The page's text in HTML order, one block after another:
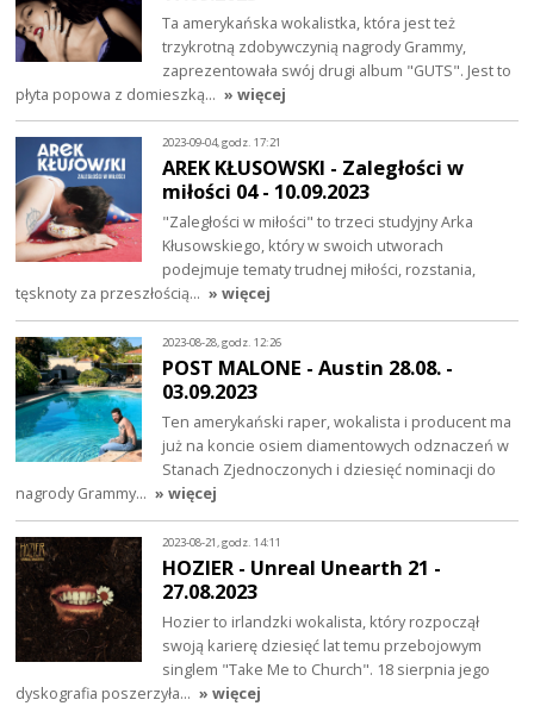
Ta amerykańska wokalistka, która jest też
trzykrotną zdobywczynią nagrody Grammy,
zaprezentowała swój drugi album "GUTS". Jest to
płyta popowa z domieszką… » więcej
2023-09-04, godz. 17:21
AREK KŁUSOWSKI - Zaległości w
miłości 04 - 10.09.2023
"Zaległości w miłości" to trzeci studyjny Arka
Kłusowskiego, który w swoich utworach
podejmuje tematy trudnej miłości, rozstania,
tęsknoty za przeszłością… » więcej
2023-08-28, godz. 12:26
POST MALONE - Austin 28.08. -
03.09.2023
Ten amerykański raper, wokalista i producent ma
już na koncie osiem diamentowych odznaczeń w
Stanach Zjednoczonych i dziesięć nominacji do
nagrody Grammy… » więcej
2023-08-21, godz. 14:11
HOZIER - Unreal Unearth 21 -
27.08.2023
Hozier to irlandzki wokalista, który rozpoczął
swoją karierę dziesięć lat temu przebojowym
singlem "Take Me to Church". 18 sierpnia jego
dyskografia poszerzyła… » więcej